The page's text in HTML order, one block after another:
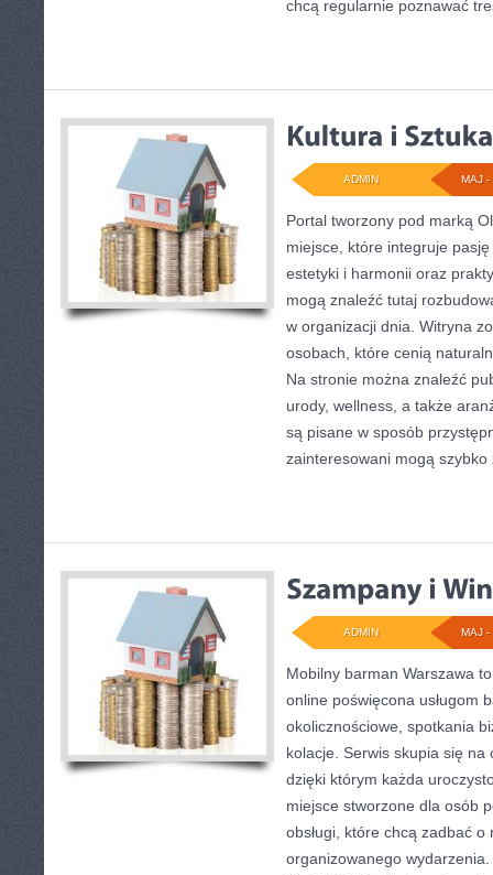
chcą regularnie poznawać
MAJ -
ADMIN
Portal tworzony pod marką
miejsce, które integruje
estetyki i harmonii oraz
mogą znaleźć tutaj
w organizacji dnia. Witryna
osobach, które cenią
Na stronie można znaleźć
urody, wellness, a także
są pisane w sposób
zainteresowani mogą szybko
MAJ -
ADMIN
Mobilny barman Warszawa
online poświęcona usługom
okolicznościowe, spotkania
kolacje. Serwis skupia się
dzięki którym każda
miejsce stworzone dla osób
obsługi, które chcą zadbać o
organizowanego